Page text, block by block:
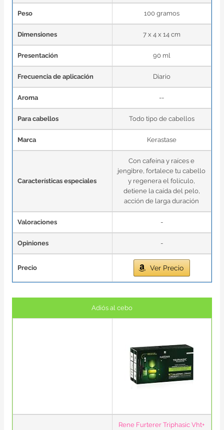
Peso 100 gramos
Dimensiones 7 x 4 x 14 cm
Presentación 90 ml
Frecuencia de aplicación Diario
Aroma --
Para cabellos Todo tipo de cabellos
Marca Kerastase
Características especiales
Con cafeína y raíces e
jengibre, fortalece tu cabello
y regenera el folículo,
detiene la caída del pelo,
acción de larga duración
Valoraciones -
Opiniones -
Precio Ver Precio
Adiós al cebo
Rene Furterer Triphasic Vht+